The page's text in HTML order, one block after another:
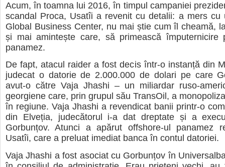
Acum, în toamna lui 2016, în timpul campaniei
scandal Proca, Usatîi a revenit cu detalii: a mers cu
Global Business Center, nu mai știe cum îl cheamă,
și mai amintește care, să primească împuternicire
panamez.
De fapt, atacul raider a fost decis într-o instanță din
judecat o datorie de 2.000.000 de dolari pe care
avut-o către Vaja Jhashi – un miliardar ruso-
georgiene care, prin grupul său TransOil, a
în regiune. Vaja Jhashi a revendicat banii printr-o
din Elveția, judecătorul i-a dat dreptate și a
Gorbunțov. Atunci a apărut offshore-ul panamez
Usatîi, care a preluat imediat banca în contul datoriei.
Vaja Jhashi a fost asociat cu Gorbunțov în